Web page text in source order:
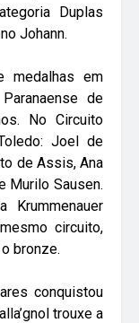
Duplas
Johann.
medalhas em
de
No Circuito
Joel de
de Assis, Ana
Murilo Sausen.
circuito,
bronze.
conquistou
trouxe a